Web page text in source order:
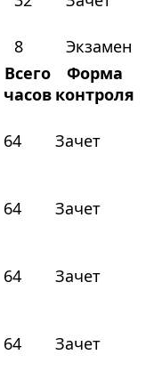
8
Экзамен
Всего
часов
Форма
контроля
64 Зачет
64 Зачет
64 Зачет
64 Зачет